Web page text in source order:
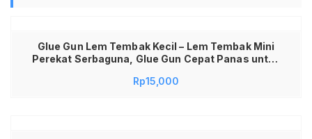
Glue Gun Lem Tembak Kecil – Lem Tembak Mini
Perekat Serbaguna, Glue Gun Cepat Panas untuk
Glue Gun Mini untuk Plastik Kayu Kain Aksesoris
Rp15,000